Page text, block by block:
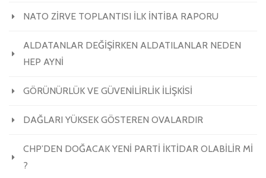
NATO ZİRVE TOPLANTISI İLK İNTİBA RAPORU
ALDATANLAR DEĞİŞİRKEN ALDATILANLAR NEDEN
HEP AYNİ
GÖRÜNÜRLÜK VE GÜVENİLİRLİK İLİŞKİSİ
DAĞLARI YÜKSEK GÖSTEREN OVALARDIR
CHP’DEN DOĞACAK YENİ PARTİ İKTİDAR OLABİLİR Mİ
?